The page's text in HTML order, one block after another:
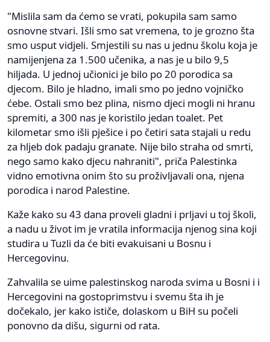
"Mislila sam da ćemo se vrati, pokupila sam samo
osnovne stvari. Išli smo sat vremena, to je grozno šta
smo usput vidjeli. Smjestili su nas u jednu školu koja je
namijenjena za 1.500 učenika, a nas je u bilo 9,5
hiljada. U jednoj učionici je bilo po 20 porodica sa
djecom. Bilo je hladno, imali smo po jedno vojničko
ćebe. Ostali smo bez plina, nismo djeci mogli ni hranu
spremiti, a 300 nas je koristilo jedan toalet. Pet
kilometar smo išli pješice i po četiri sata stajali u redu
za hljeb dok padaju granate. Nije bilo straha od smrti,
nego samo kako djecu nahraniti", priča Palestinka
vidno emotivna onim što su proživljavali ona, njena
porodica i narod Palestine.
Kaže kako su 43 dana proveli gladni i prljavi u toj školi,
a nadu u život im je vratila informacija njenog sina koji
studira u Tuzli da će biti evakuisani u Bosnu i
Hercegovinu.
Zahvalila se uime palestinskog naroda svima u Bosni i i
Hercegovini na gostoprimstvu i svemu šta ih je
dočekalo, jer kako ističe, dolaskom u BiH su počeli
ponovno da dišu, sigurni od rata.